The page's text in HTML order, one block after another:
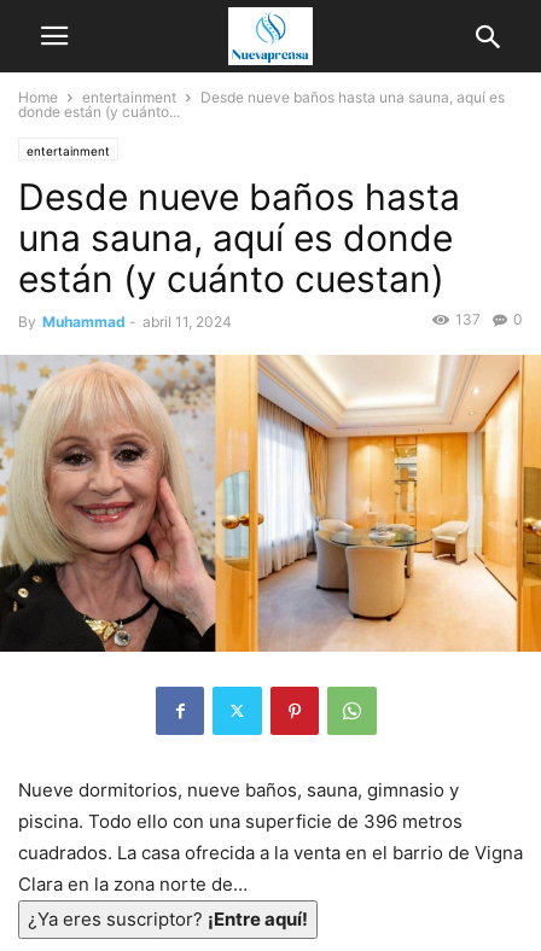
Home entertainment
Desde nueve baños hasta una sauna, aquí es
donde están (y cuánto...
entertainment
Desde nueve baños hasta
una sauna, aquí es donde
están (y cuánto cuestan)
By Muhammad - abril 11, 2024 0
137
Nueve dormitorios, nueve baños, sauna, gimnasio y
piscina. Todo ello con una superficie de 396 metros
cuadrados. La casa ofrecida a la venta en el barrio de Vigna
Clara en la zona norte de…
¿Ya eres suscriptor? ¡Entre aquí!